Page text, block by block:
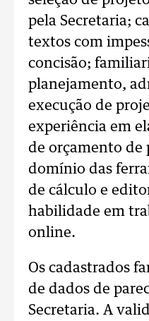
pela Secretaria;
textos com
concisão;
planejamento,
execução de
experiência em
de orçamento de
domínio das
de cálculo e
habilidade em
online.
Os cadastrados
de dados de
Secretaria. A